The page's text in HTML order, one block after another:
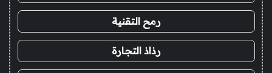
رمح التقنية
رذاذ التجارة